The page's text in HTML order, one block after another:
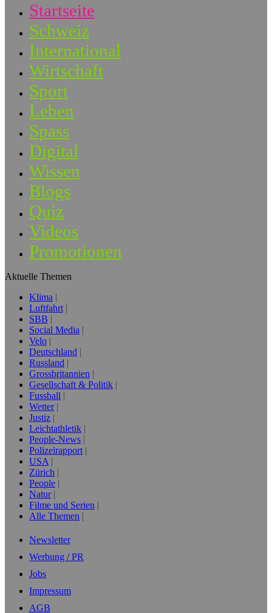
Startseite
Schweiz
International
Wirtschaft
Sport
Leben
Spass
Digital
Wissen
Blogs
Quiz
Videos
Promotionen
Aktuelle Themen
Klima
Luftfahrt
SBB
Social Media
Velo
Deutschland
Russland
Grossbritannien
Gesellschaft & Politik
Fussball
Wetter
Justiz
Leichtathletik
People-News
Polizeirapport
USA
Zürich
People
Natur
Filme und Serien
Alle Themen
Newsletter
Werbung / PR
Jobs
Impressum
AGB